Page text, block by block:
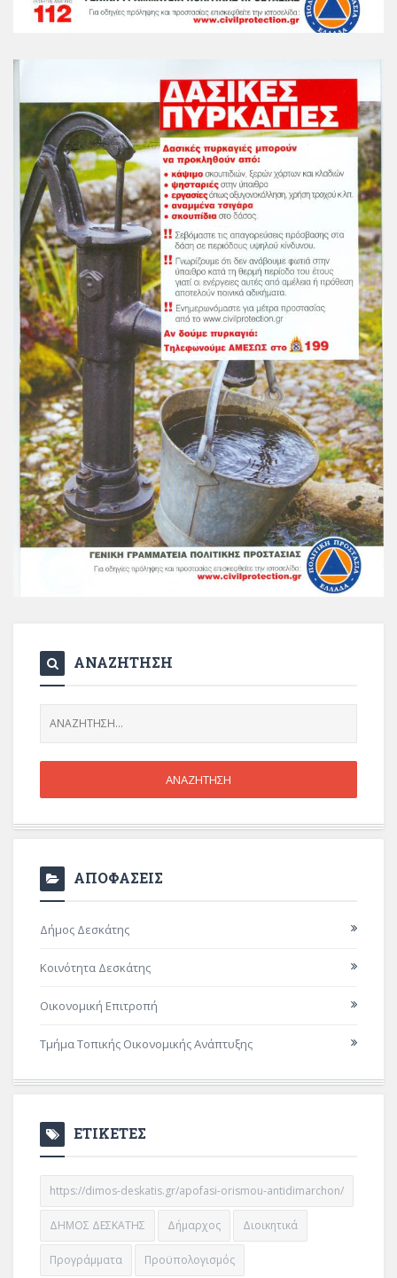
ΑΝΑΖΗΤΗΣΗ
ΑΠΟΦΑΣΕΙΣ
Δήμος Δεσκάτης
Κοινότητα Δεσκάτης
Οικονομική Επιτροπή
Τμήμα Τοπικής Οικονομικής Ανάπτυξης
ΕΤΙΚΕΤΕΣ
https://dimos-deskatis.gr/apofasi-orismou-antidimarchon/
ΔΗΜΟΣ ΔΕΣΚΑΤΗΣ Δήμαρχος Διοικητικά
Προγράμματα Προϋπολογισμός